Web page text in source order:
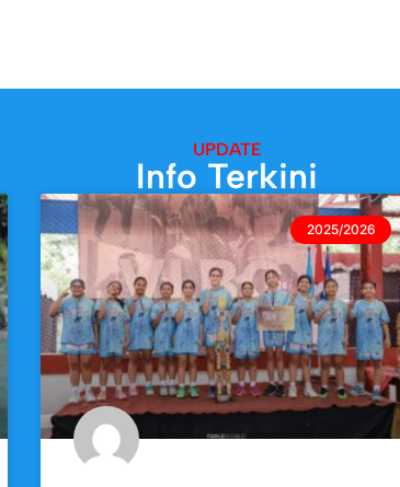
UPDATE
Info Terkini
2025/2026